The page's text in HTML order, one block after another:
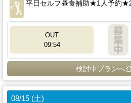
平日セルフ昼食補助★1人予約
OUT
09:54
検討中プランへ
08/15 (土)